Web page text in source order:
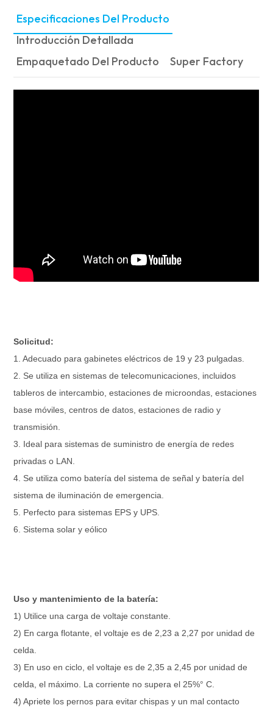
Especificaciones Del Producto
Introducción Detallada
Empaquetado Del Producto
Super Factory
Solicitud:
1. Adecuado para gabinetes eléctricos de 19 y 23 pulgadas.
2. Se utiliza en sistemas de telecomunicaciones, incluidos
tableros de intercambio, estaciones de microondas, estaciones
base móviles, centros de datos, estaciones de radio y
transmisión.
3. Ideal para sistemas de suministro de energía de redes
privadas o LAN.
4. Se utiliza como batería del sistema de señal y batería del
sistema de iluminación de emergencia.
5. Perfecto para sistemas EPS y UPS.
6. Sistema solar y eólico
Uso y mantenimiento de la batería:
1) Utilice una carga de voltaje constante.
2) En carga flotante, el voltaje es de 2,23 a 2,27 por unidad de
celda.
3) En uso en ciclo, el voltaje es de 2,35 a 2,45 por unidad de
celda, el máximo. La corriente no supera el 25%° C.
4) Apriete los pernos para evitar chispas y un mal contacto